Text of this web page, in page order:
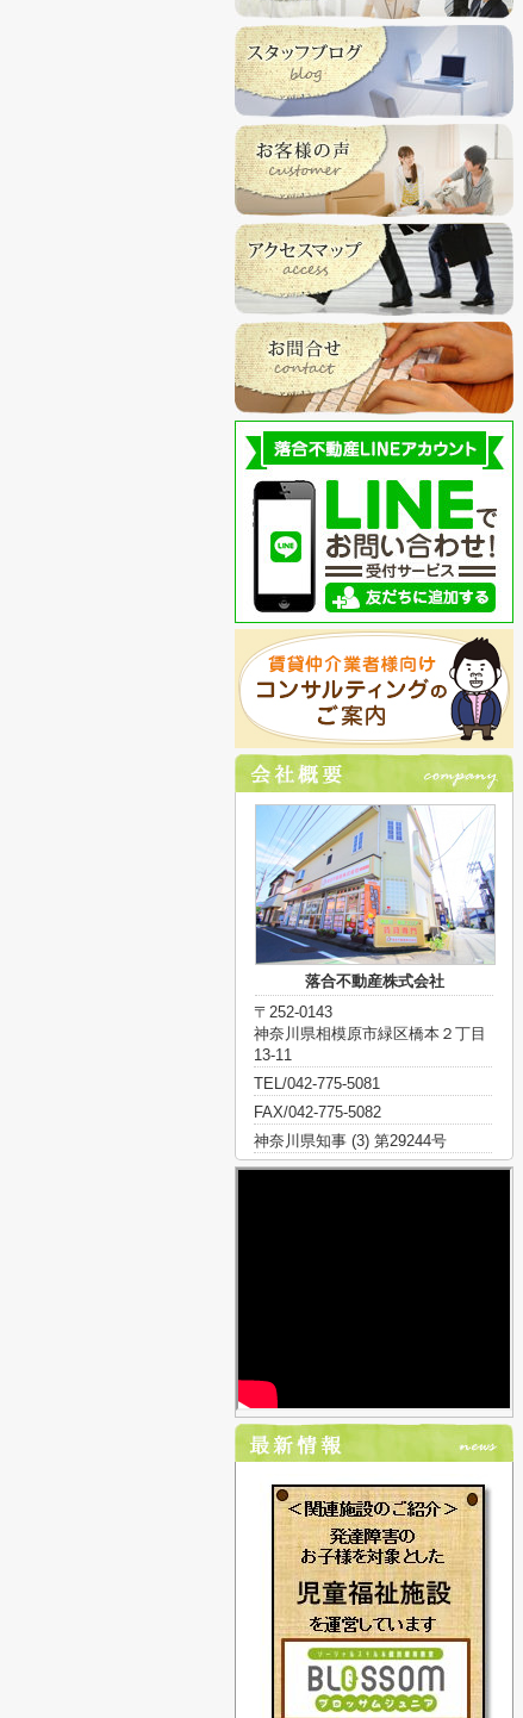
落合不動産株式会社
〒252-0143
神奈川県相模原市緑区橋本２丁目
13-11
TEL/042-775-5081
FAX/042-775-5082
神奈川県知事 (3) 第29244号